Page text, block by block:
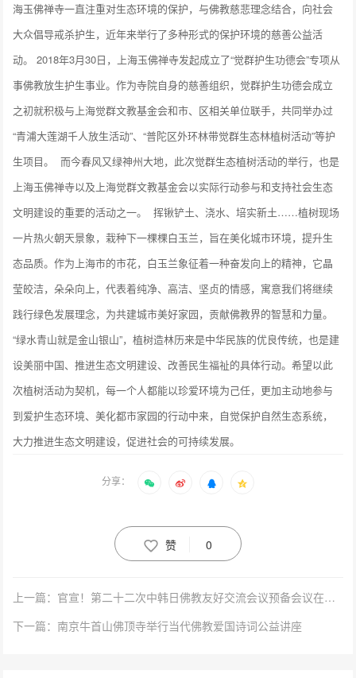
海玉佛禅寺一直注重对生态环境的保护，与佛教慈悲理念结合，向社会
大众倡导戒杀护生，近年来举行了多种形式的保护环境的慈善公益活
动。 2018年3月30日，上海玉佛禅寺发起成立了“觉群护生功德会”专项从
事佛教放生护生事业。作为寺院自身的慈善组织，觉群护生功德会成立
之初就积极与上海觉群文教基金会和市、区相关单位联手，共同举办过
“青浦大莲湖千人放生活动”、“普陀区外环林带觉群生态林植树活动”等护
生项目。
而今春风又绿神州大地，此次觉群生态植树活动的举行，也是
上海玉佛禅寺以及上海觉群文教基金会以实际行动参与和支持社会生态
文明建设的重要的活动之一。
挥锹铲土、浇水、培实新土……植树现场
一片热火朝天景象，栽种下一棵棵白玉兰，旨在美化城市环境，提升生
态品质。作为上海市的市花，白玉兰象征着一种奋发向上的精神，它晶
莹皎洁，朵朵向上，代表着纯净、高洁、坚贞的情感，寓意我们将继续
践行绿色发展理念，为共建城市美好家园，贡献佛教界的智慧和力量。
“绿水青山就是金山银山”，植树造林历来是中华民族的优良传统，也是建
设美丽中国、推进生态文明建设、改善民生福祉的具体行动。希望以此
次植树活动为契机，每一个人都能以珍爱环境为己任，更加主动地参与
到爱护生态环境、美化都市家园的行动中来，自觉保护自然生态系统，
大力推进生态文明建设，促进社会的可持续发展。
分享：
赞 0
上一篇：官宣！第二十二次中韩日佛教友好交流会议预备会议在珠海召开
下一篇：南京牛首山佛顶寺举行当代佛教爱国诗词公益讲座